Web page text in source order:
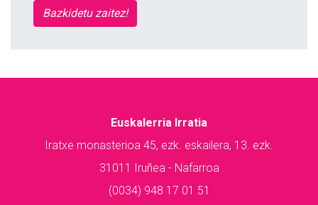
Bazkidetu zaitez!
Euskalerria Irratia
Iratxe monasterioa 45, ezk. eskailera, 13. ezk.
31011 Iruñea - Nafarroa
(0034) 948 17 01 51